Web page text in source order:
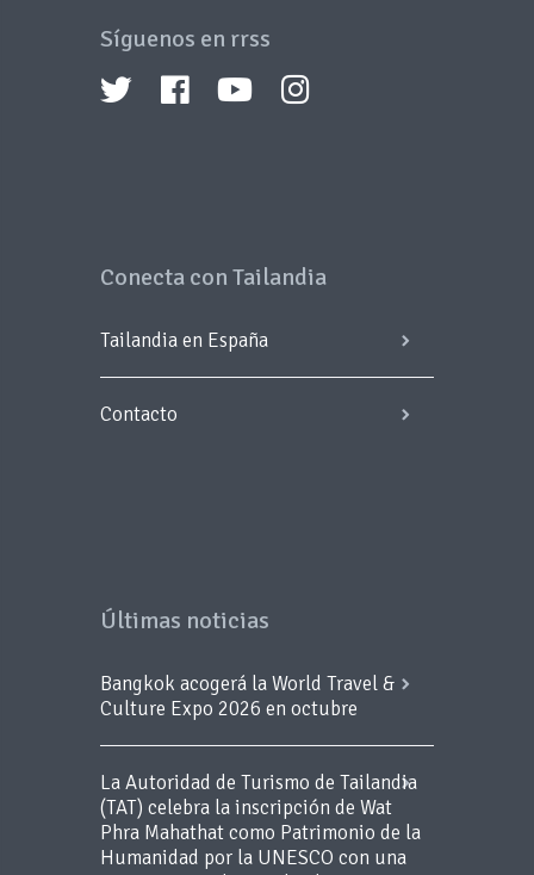
Síguenos en rrss
Conecta con Tailandia
Tailandia en España
Contacto
Últimas noticias
Bangkok acogerá la World Travel &
Culture Expo 2026 en octubre
La Autoridad de Turismo de Tailandia
(TAT) celebra la inscripción de Wat
Phra Mahathat como Patrimonio de la
Humanidad por la UNESCO con una